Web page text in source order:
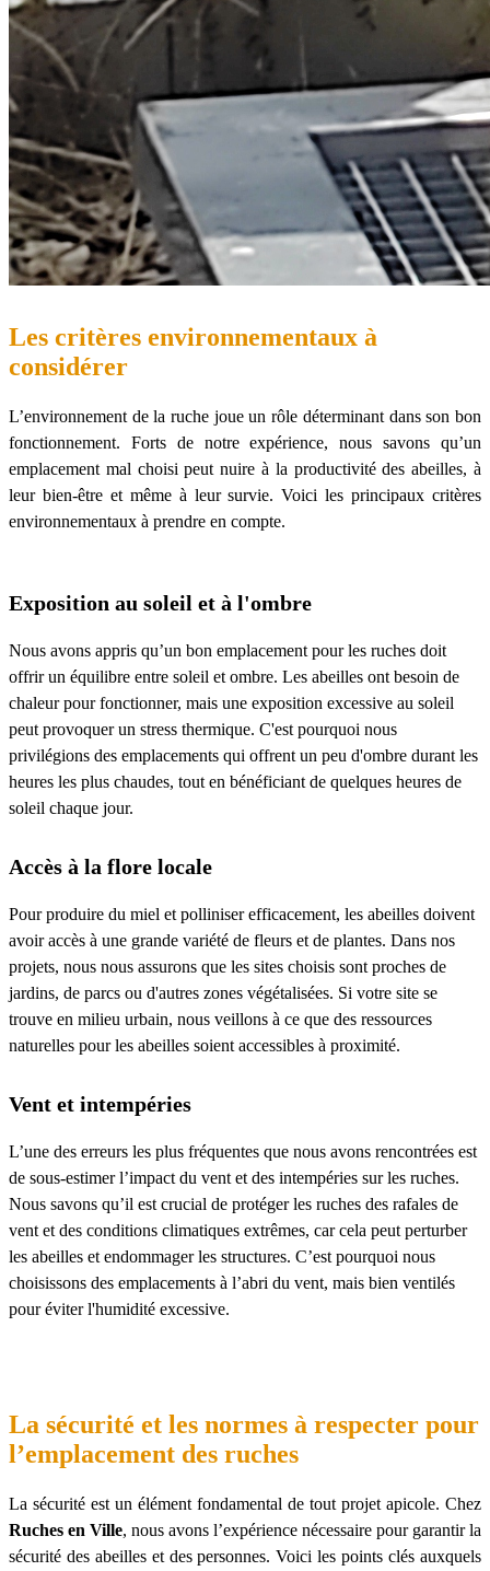
Les critères environnementaux à
considérer
L’environnement de la ruche joue un rôle déterminant dans son bon
fonctionnement. Forts de notre expérience, nous savons qu’un
emplacement mal choisi peut nuire à la productivité des abeilles, à
leur bien-être et même à leur survie. Voici les principaux critères
environnementaux à prendre en compte.
Exposition au soleil et à l'ombre
Nous avons appris qu’un bon emplacement pour les ruches doit
offrir un équilibre entre soleil et ombre. Les abeilles ont besoin de
chaleur pour fonctionner, mais une exposition excessive au soleil
peut provoquer un stress thermique. C'est pourquoi nous
privilégions des emplacements qui offrent un peu d'ombre durant les
heures les plus chaudes, tout en bénéficiant de quelques heures de
soleil chaque jour.
Accès à la flore locale
Pour produire du miel et polliniser efficacement, les abeilles doivent
avoir accès à une grande variété de fleurs et de plantes. Dans nos
projets, nous nous assurons que les sites choisis sont proches de
jardins, de parcs ou d'autres zones végétalisées. Si votre site se
trouve en milieu urbain, nous veillons à ce que des ressources
naturelles pour les abeilles soient accessibles à proximité.
Vent et intempéries
L’une des erreurs les plus fréquentes que nous avons rencontrées est
de sous-estimer l’impact du vent et des intempéries sur les ruches.
Nous savons qu’il est crucial de protéger les ruches des rafales de
vent et des conditions climatiques extrêmes, car cela peut perturber
les abeilles et endommager les structures. C’est pourquoi nous
choisissons des emplacements à l’abri du vent, mais bien ventilés
pour éviter l'humidité excessive.
La sécurité et les normes à respecter pour
l’emplacement des ruches
La sécurité est un élément fondamental de tout projet apicole. Chez
Ruches en Ville, nous avons l’expérience nécessaire pour garantir la
sécurité des abeilles et des personnes. Voici les points clés auxquels